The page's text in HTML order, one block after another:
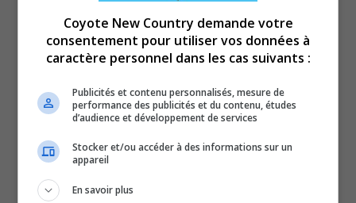
Coyote New Country demande votre
consentement pour utiliser vos données à
caractère personnel dans les cas suivants :
Publicités et contenu personnalisés, mesure de
performance des publicités et du contenu, études
d’audience et développement de services
Stocker et/ou accéder à des informations sur un
appareil
En savoir plus